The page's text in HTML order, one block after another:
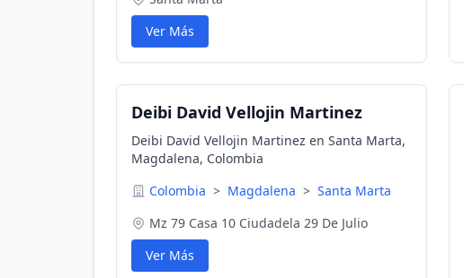
Ver Más
Deibi David Vellojin Martinez
Deibi David Vellojin Martinez en Santa Marta,
Magdalena, Colombia
Colombia > Magdalena > Santa Marta
Mz 79 Casa 10 Ciudadela 29 De Julio
Ver Más